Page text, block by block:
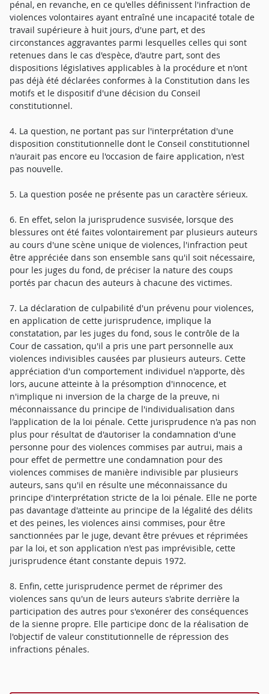
pénal, en revanche, en ce qu'elles définissent l'infraction de
violences volontaires ayant entraîné une incapacité totale de
travail supérieure à huit jours, d'une part, et des
circonstances aggravantes parmi lesquelles celles qui sont
retenues dans le cas d'espèce, d'autre part, sont des
dispositions législatives applicables à la procédure et n'ont
pas déjà été déclarées conformes à la Constitution dans les
motifs et le dispositif d'une décision du Conseil
constitutionnel.
4. La question, ne portant pas sur l'interprétation d'une
disposition constitutionnelle dont le Conseil constitutionnel
n'aurait pas encore eu l'occasion de faire application, n'est
pas nouvelle.
5. La question posée ne présente pas un caractère sérieux.
6. En effet, selon la jurisprudence susvisée, lorsque des
blessures ont été faites volontairement par plusieurs auteurs
au cours d'une scène unique de violences, l'infraction peut
être appréciée dans son ensemble sans qu'il soit nécessaire,
pour les juges du fond, de préciser la nature des coups
portés par chacun des auteurs à chacune des victimes.
7. La déclaration de culpabilité d'un prévenu pour violences,
en application de cette jurisprudence, implique la
constatation, par les juges du fond, sous le contrôle de la
Cour de cassation, qu'il a pris une part personnelle aux
violences indivisibles causées par plusieurs auteurs. Cette
appréciation d'un comportement individuel n'apporte, dès
lors, aucune atteinte à la présomption d'innocence, et
n'implique ni inversion de la charge de la preuve, ni
méconnaissance du principe de l'individualisation dans
l'application de la loi pénale. Cette jurisprudence n'a pas non
plus pour résultat de d'autoriser la condamnation d'une
personne pour des violences commises par autrui, mais a
pour effet de permettre une condamnation pour des
violences commises de manière indivisible par plusieurs
auteurs, sans qu'il en résulte une méconnaissance du
principe d'interprétation stricte de la loi pénale. Elle ne porte
pas davantage d'atteinte au principe de la légalité des délits
et des peines, les violences ainsi commises, pour être
sanctionnées par le juge, devant être prévues et réprimées
par la loi, et son application n'est pas imprévisible, cette
jurisprudence étant constante depuis 1972.
8. Enfin, cette jurisprudence permet de réprimer des
violences sans qu'un de leurs auteurs s'abrite derrière la
participation des autres pour s'exonérer des conséquences
de la sienne propre. Elle participe donc de la réalisation de
l'objectif de valeur constitutionnelle de répression des
infractions pénales.